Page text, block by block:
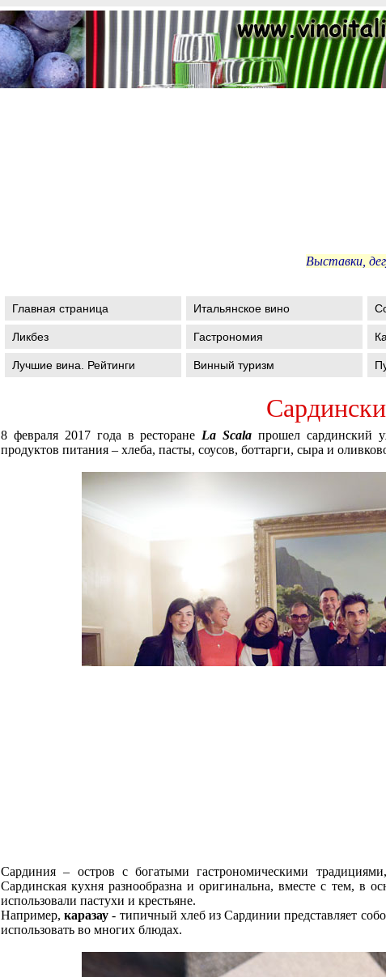
Выставки,
Главная страница Итальянское вино
Ликбез Гастрономия
Лучшие вина. Рейтинги Винный туризм
8 февраля 2017 года в ресторане La Scala прошел сардинский
продуктов питания – хлеба, пасты, соусов, боттарги, сыра и
Сардиния – остров с богатыми гастрономическими
Сардинская кухня разнообразна и оригинальна, вместе с тем, в
использовали пастухи и крестьяне.
Например,каразау - типичный хлеб из Сардинии представляет
использовать во многих блюдах.